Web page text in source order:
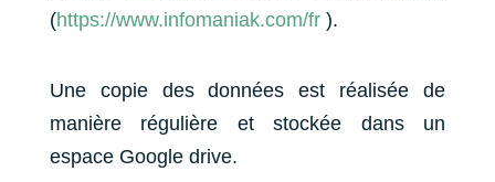
(https://www.infomaniak.com/fr).
Une copie des données est réalisée de
manière régulière et stockée dans un
espace Google drive.